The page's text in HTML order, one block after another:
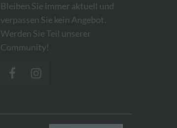
Bleiben Sie immer aktuell und
verpassen Sie kein Angebot.
Werden Sie Teil unserer
Community!